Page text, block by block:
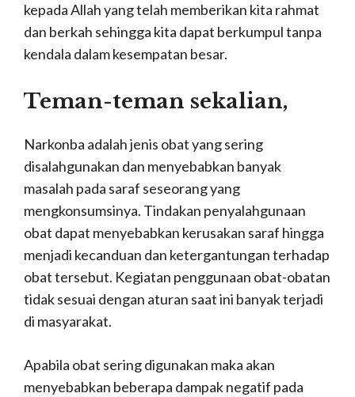
kepada Allah yang telah memberikan kita rahmat
dan berkah sehingga kita dapat berkumpul tanpa
kendala dalam kesempatan besar.
Teman-teman sekalian,
Narkonba adalah jenis obat yang sering
disalahgunakan dan menyebabkan banyak
masalah pada saraf seseorang yang
mengkonsumsinya. Tindakan penyalahgunaan
obat dapat menyebabkan kerusakan saraf hingga
menjadi kecanduan dan ketergantungan terhadap
obat tersebut. Kegiatan penggunaan obat-obatan
tidak sesuai dengan aturan saat ini banyak terjadi
di masyarakat.
Apabila obat sering digunakan maka akan
menyebabkan beberapa dampak negatif pada